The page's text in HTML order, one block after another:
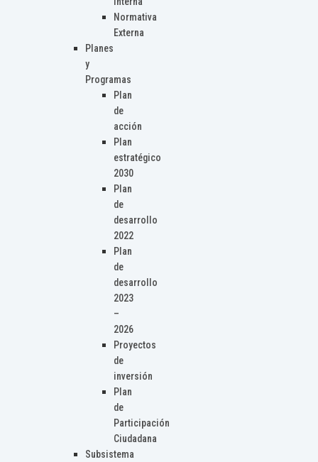
Normativa
Externa
Planes
y
Programas
Plan
de
acción
Plan
estratégico
2030
Plan
de
desarrollo
2022
Plan
de
desarrollo
2023
–
2026
Proyectos
de
inversión
Plan
de
Participación
Ciudadana
Subsistema